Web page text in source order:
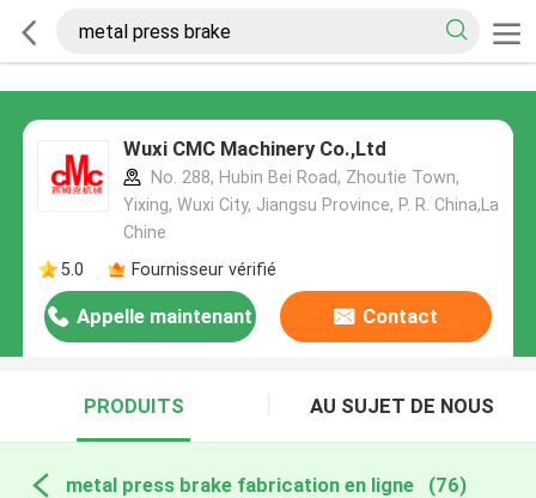
Wuxi CMC Machinery Co.,Ltd
No. 288, Hubin Bei Road, Zhoutie Town,
Yixing, Wuxi City, Jiangsu Province, P. R. China,La
Chine
5.0
Fournisseur vérifié
Appelle maintenant Contact
PRODUITS AU SUJET DE NOUS
metal press brake fabrication en ligne (76)